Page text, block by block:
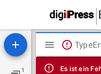
1
Mirador
Viewer
Es ist ein